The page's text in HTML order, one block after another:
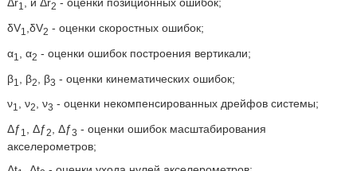
1 2
δV1 ,δV2 - оценки скоростных ошибок;
α1 , α2 - оценки ошибок построения вертикали;
β1 , β2 , β3 - оценки кинематических ошибок;
ν1 , ν2, ν3 - оценки некомпенсированных дрейфов системы;
Δƒ1 , Δƒ2 , Δƒ3 - оценки ошибок масштабирования
акселерометров;